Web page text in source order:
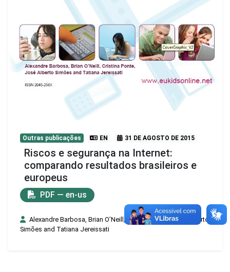
Outras publicações EN 31 DE AGOSTO DE 2015
Riscos e segurança na Internet:
comparando resultados brasileiros e
europeus
PDF — en-us
Alexandre Barbosa, Brian O’Neill, Cristina Ponte, José Alberto
Simões and Tatiana Jereissati